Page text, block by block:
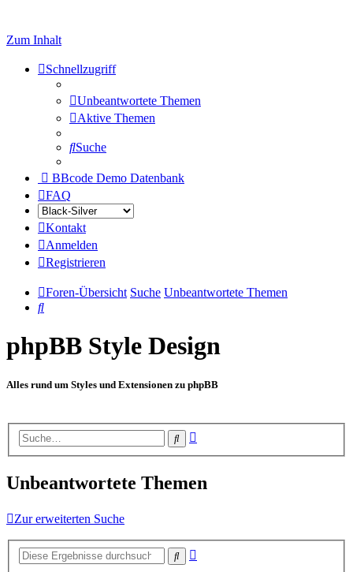
Zum Inhalt
Schnellzugriff
Unbeantwortete Themen
Aktive Themen
Suche
BBcode Demo Datenbank
FAQ
Kontakt
Anmelden
Registrieren
Foren-Übersicht Suche Unbeantwortete Themen
Suche
phpBB Style Design
Alles rund um Styles und Extensionen zu phpBB
Suche
Unbeantwortete Themen
Zur erweiterten Suche
Suche